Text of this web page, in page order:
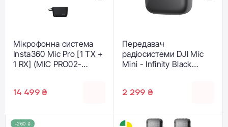
Мікрофонна система
Insta360 Mic Pro [1 TX +
1 RX] (MIC PRO02-
14 499 ₴
Передавач
радіосистеми DJI Mic
Mini - Infinity Black
2 299 ₴
-260 ₴